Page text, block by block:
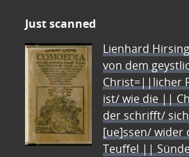
Just scanned
Lienhard
von dem
Christ=||licher
ist/ wie die ||
der schrifft/
[ue]ssen/ wider
Teuffel ||